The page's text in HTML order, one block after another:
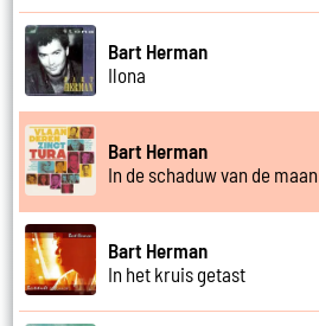
Bart Herman
Ilona
Bart Herman
In de schaduw van de maan
Bart Herman
In het kruis getast